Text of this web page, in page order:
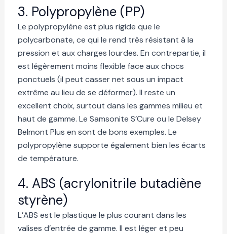
3. Polypropylène (PP)
Le polypropylène est plus rigide que le
polycarbonate, ce qui le rend très résistant à la
pression et aux charges lourdes. En contrepartie, il
est légèrement moins flexible face aux chocs
ponctuels (il peut casser net sous un impact
extrême au lieu de se déformer). Il reste un
excellent choix, surtout dans les gammes milieu et
haut de gamme. Le Samsonite S’Cure ou le Delsey
Belmont Plus en sont de bons exemples. Le
polypropylène supporte également bien les écarts
de température.
4. ABS (acrylonitrile butadiène
styrène)
L’ABS est le plastique le plus courant dans les
valises d’entrée de gamme. Il est léger et peu